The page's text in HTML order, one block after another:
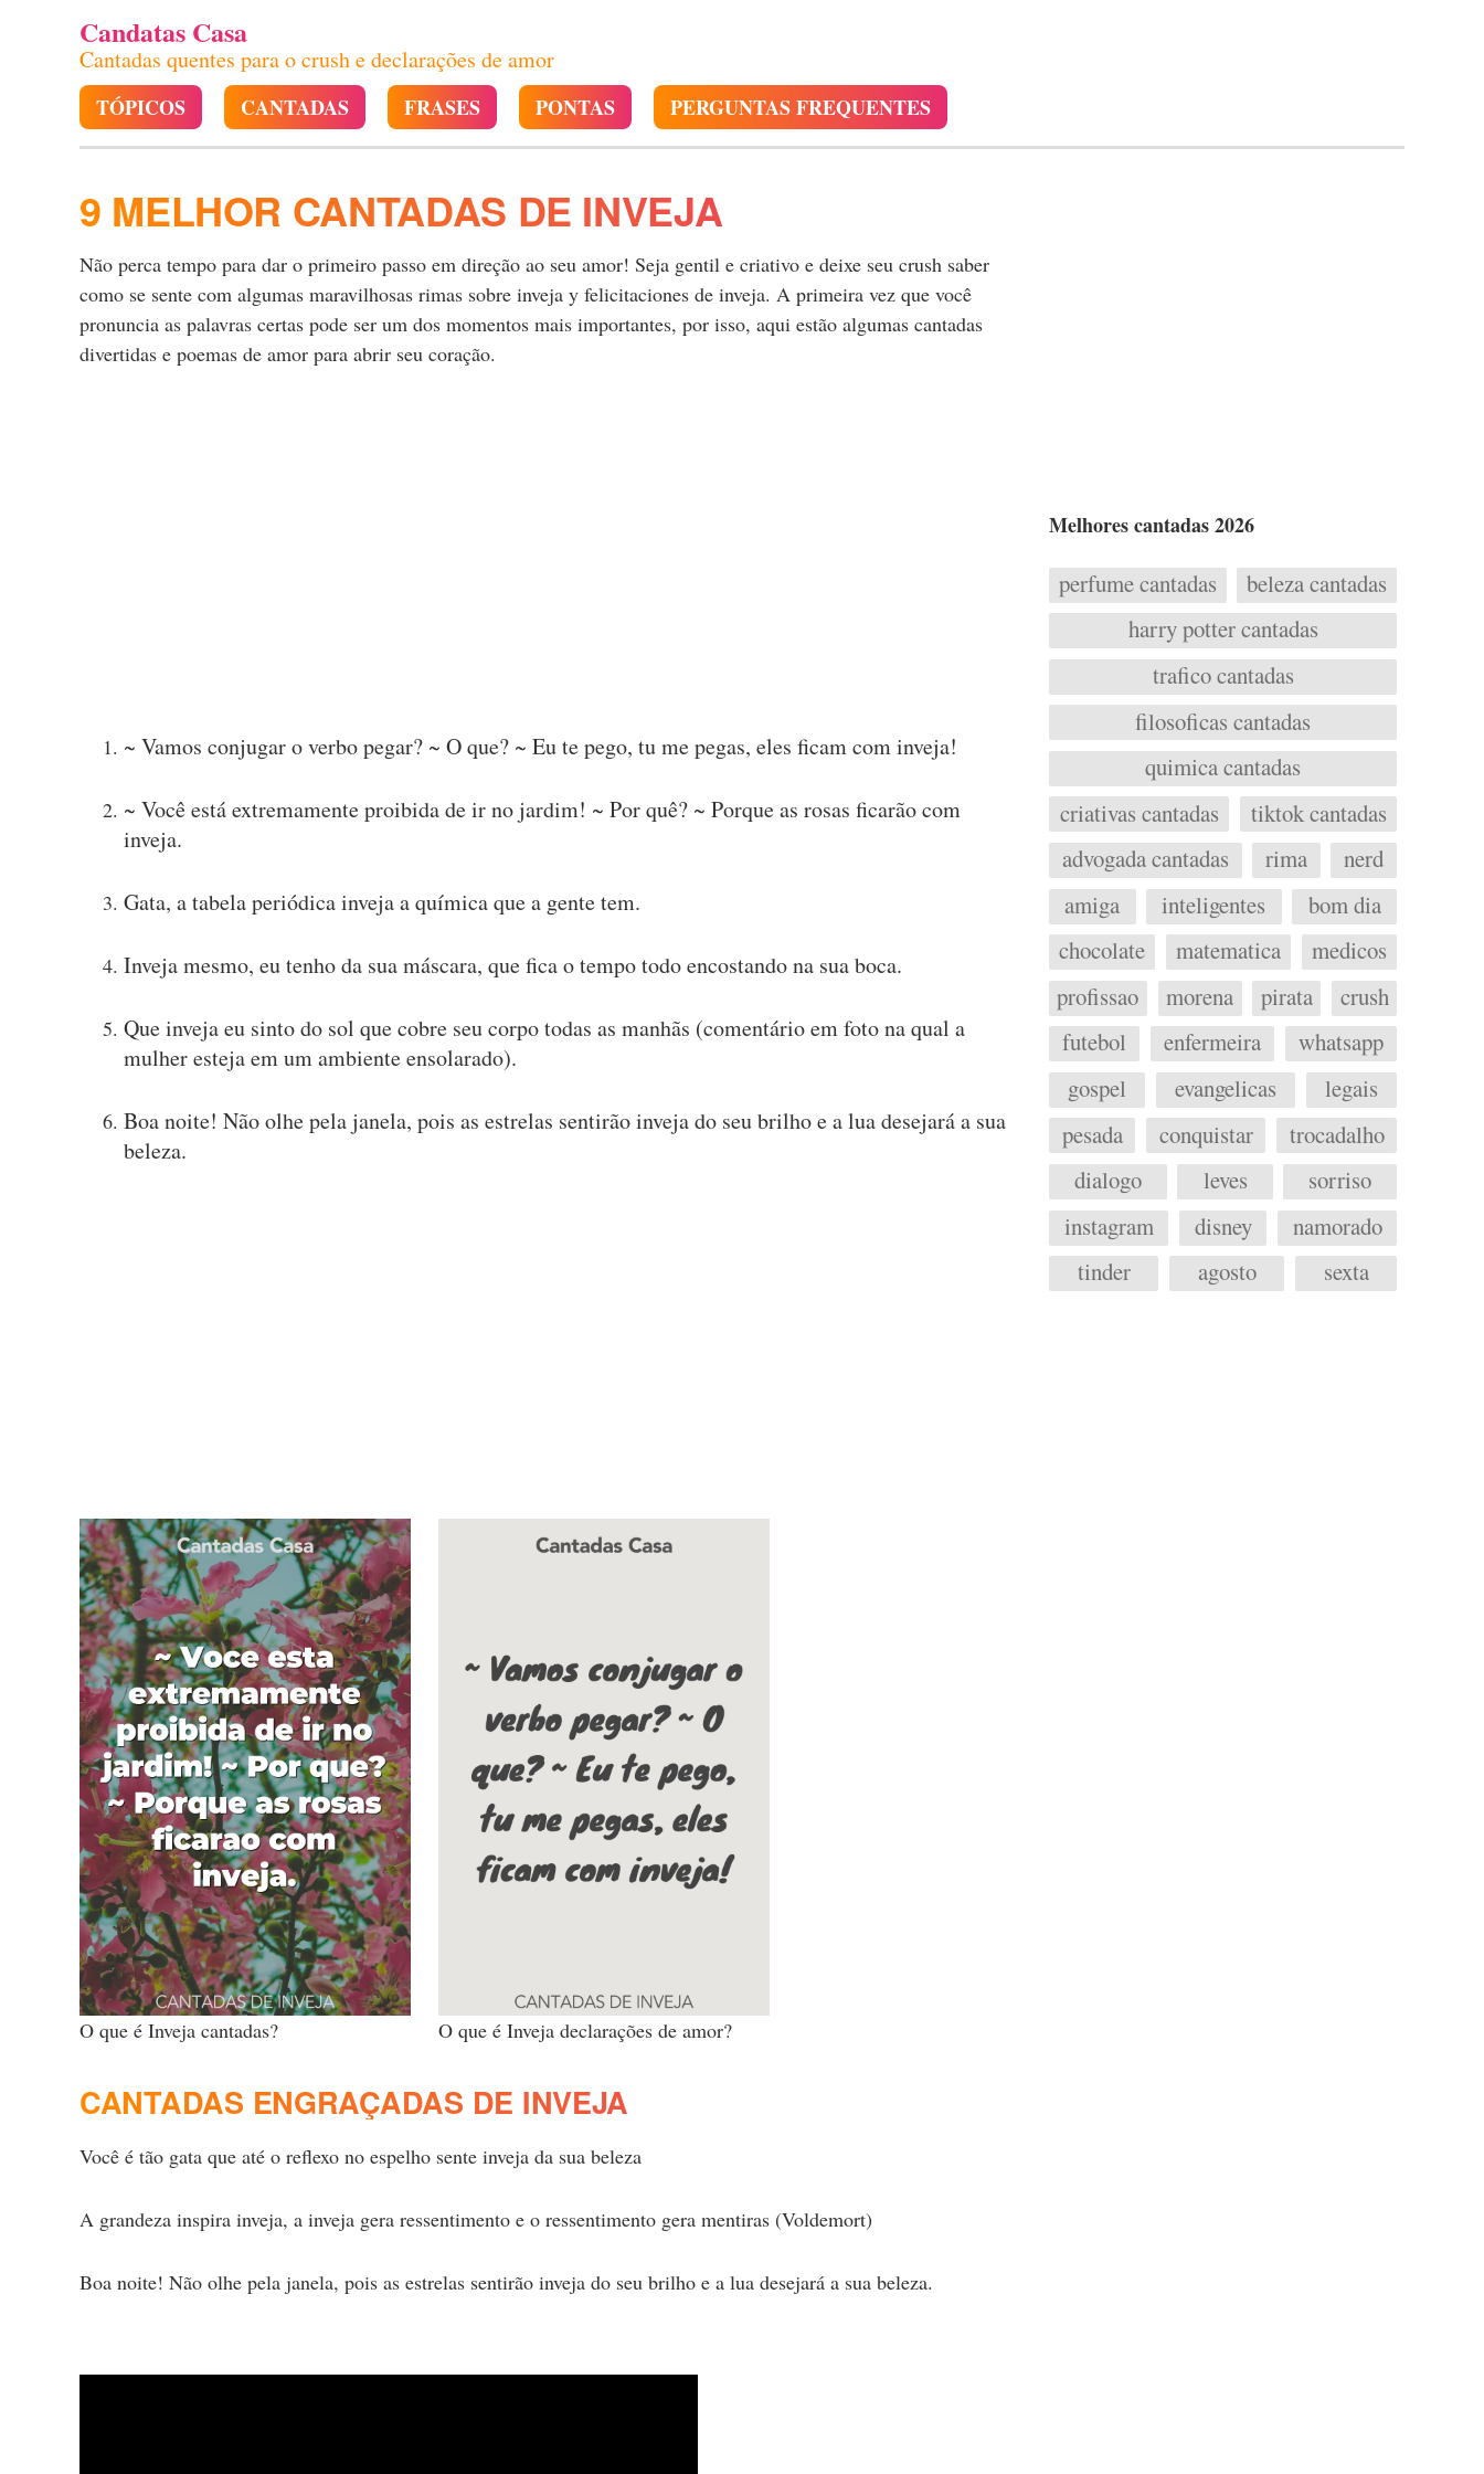
Candatas Casa
Cantadas quentes para o crush e declarações de amor
TÓPICOS CANTADAS FRASES PONTAS PERGUNTAS FREQUENTES
9 MELHOR CANTADAS DE INVEJA
Não perca tempo para dar o primeiro passo em direção ao seu amor! Seja gentil e criativo e deixe seu crush saber
como se sente com algumas maravilhosas rimas sobre inveja y felicitaciones de inveja. A primeira vez que você
pronuncia as palavras certas pode ser um dos momentos mais importantes, por isso, aqui estão algumas cantadas
divertidas e poemas de amor para abrir seu coração.
~ Vamos conjugar o verbo pegar? ~ O que? ~ Eu te pego, tu me pegas, eles ficam com inveja!
~ Você está extremamente proibida de ir no jardim! ~ Por quê? ~ Porque as rosas ficarão com
inveja.
Gata, a tabela periódica inveja a química que a gente tem.
Inveja mesmo, eu tenho da sua máscara, que fica o tempo todo encostando na sua boca.
Que inveja eu sinto do sol que cobre seu corpo todas as manhãs (comentário em foto na qual a
mulher esteja em um ambiente ensolarado).
Boa noite! Não olhe pela janela, pois as estrelas sentirão inveja do seu brilho e a lua desejará a sua
beleza.
O que é Inveja cantadas? O que é Inveja declarações de amor?
CANTADAS ENGRAÇADAS DE INVEJA
Você é tão gata que até o reflexo no espelho sente inveja da sua beleza
A grandeza inspira inveja, a inveja gera ressentimento e o ressentimento gera mentiras (Voldemort)
Boa noite! Não olhe pela janela, pois as estrelas sentirão inveja do seu brilho e a lua desejará a sua beleza.
Melhores cantadas 2026
perfume cantadas
beleza cantadas
harry potter cantadas
trafico cantadas
filosoficas cantadas
quimica cantadas
criativas cantadas
tiktok cantadas
advogada cantadas
rima
nerd
amiga
inteligentes
bom dia
chocolate
matematica
medicos
profissao
morena pirata
crush
futebol
enfermeira
whatsapp
gospel
evangelicas
legais
pesada
conquistar
trocadalho
dialogo
leves
sorriso
instagram
disney
namorado
tinder
agosto sexta